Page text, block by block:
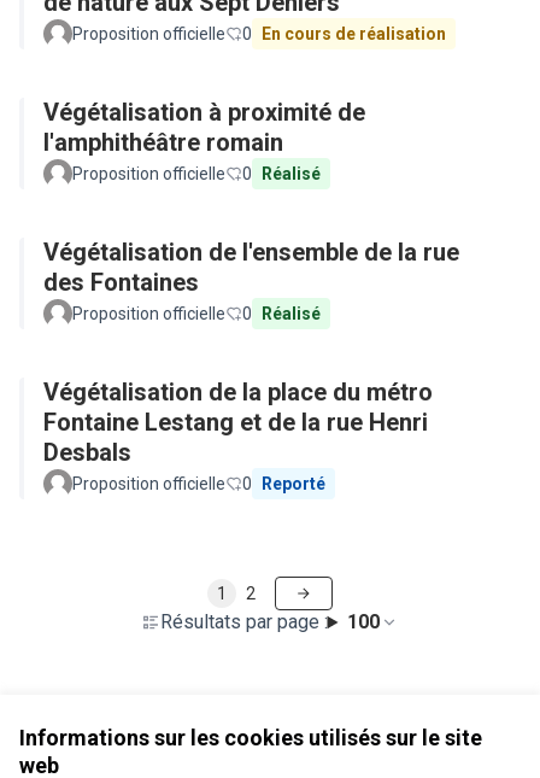
Informations sur les cookies utilisés sur le site
web
Proposition officielle 0 En cours de réalisation
Végétalisation à proximité de
l'amphithéâtre romain
Proposition officielle 0 Réalisé
Végétalisation de l'ensemble de la rue
des Fontaines
Proposition officielle 0 Réalisé
Végétalisation de la place du métro
Fontaine Lestang et de la rue Henri
Desbals
Proposition officielle 0 Reporté
Résultats par page : 100
1 2